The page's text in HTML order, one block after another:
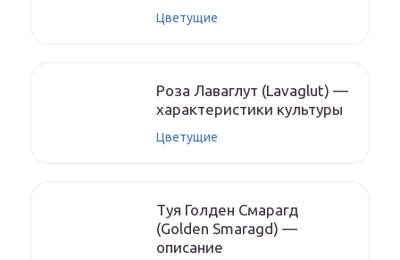
Цветущие
Роза Лаваглут (Lavaglut) —
характеристики культуры
Цветущие
Туя Голден Смарагд
(Golden Smaragd) —
описание